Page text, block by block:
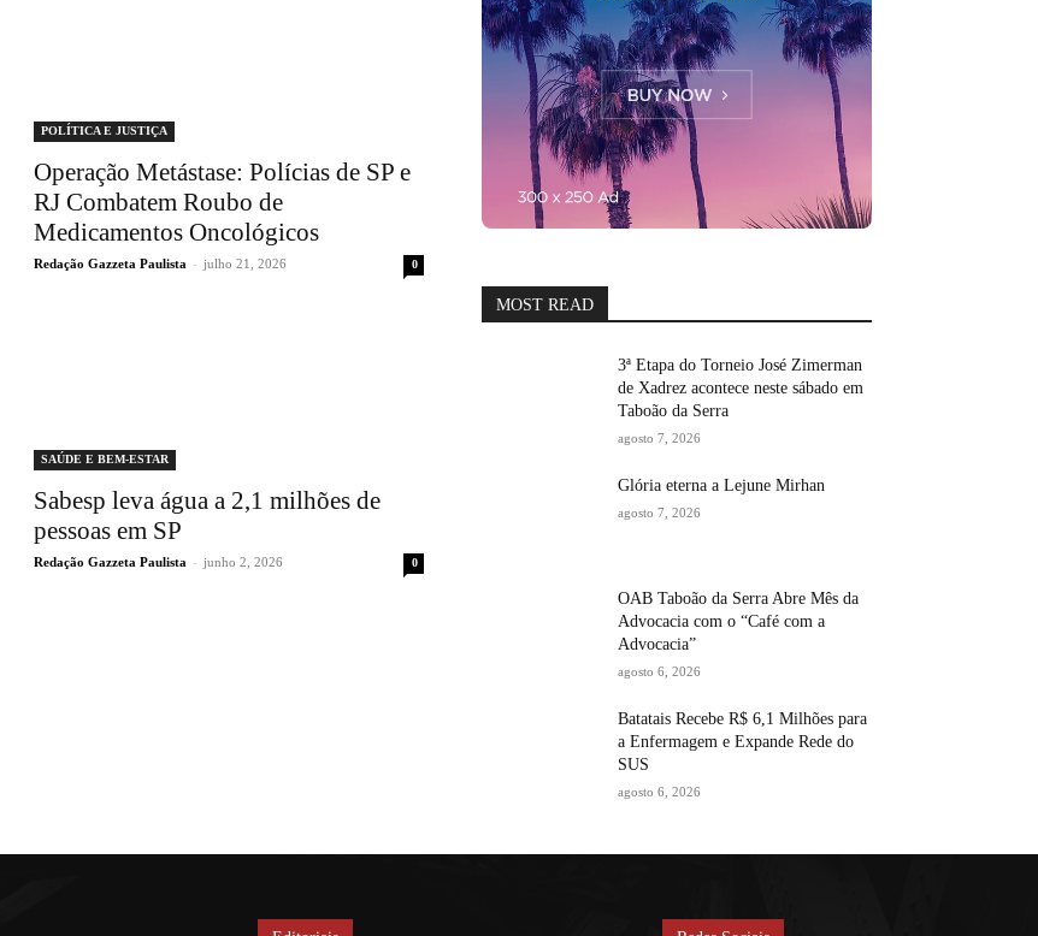
POLÍTICA E JUSTIÇA
Operação Metástase: Polícias de SP e
RJ Combatem Roubo de
Medicamentos Oncológicos
Redação Gazzeta Paulista - julho 21, 2026 0
SAÚDE E BEM-ESTAR
Sabesp leva água a 2,1 milhões de
pessoas em SP
Redação Gazzeta Paulista - junho 2, 2026 0
MOST READ
3ª Etapa do Torneio José Zimerman
de Xadrez acontece neste sábado em
Taboão da Serra
agosto 7, 2026
Glória eterna a Lejune Mirhan
agosto 7, 2026
OAB Taboão da Serra Abre Mês da
Advocacia com o “Café com a
Advocacia”
agosto 6, 2026
Batatais Recebe R$ 6,1 Milhões para
a Enfermagem e Expande Rede do
SUS
agosto 6, 2026